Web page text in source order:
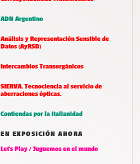
ADN Argentino
Análisis y Representación Sensible de
Datos (AyRSD)
Intercambios Transorgánicos
SIERVA. Tecnociencia al servicio de
aberraciones ópticas.
Contiendas por la italianidad
EN EXPOSICIÓN AHORA
Let’s Play / Juguemos en el mundo